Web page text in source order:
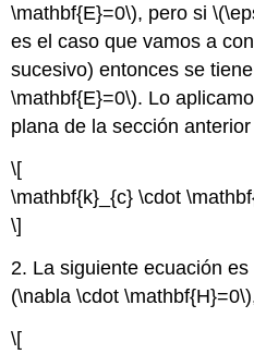
\mathbf{E}=0\), pero si
es el caso que vamos a
sucesivo) entonces se
\mathbf{E}=0\). Lo
plana de la sección
\[
\mathbf{k}_{c} \cdot
\]
2. La siguiente ecuación
(\nabla \cdot
\[